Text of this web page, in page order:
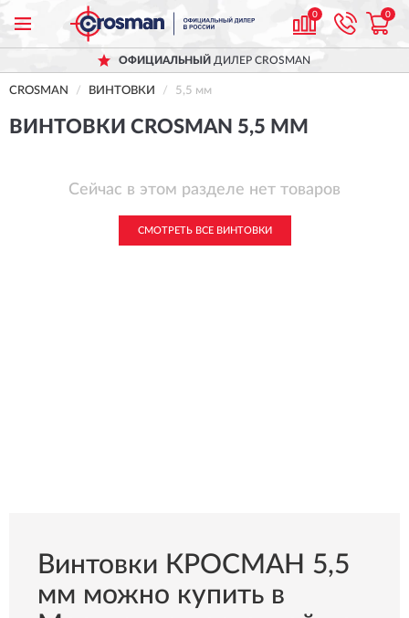
0 0
ОФИЦИАЛЬНЫЙ ДИЛЕР CROSMAN
CROSMAN ВИНТОВКИ 5,5 мм
ВИНТОВКИ CROSMAN 5,5 ММ
Сейчас в этом разделе нет товаров
СМОТРЕТЬ ВСЕ ВИНТОВКИ
Винтовки КРОСМАН 5,5
мм можно купить в